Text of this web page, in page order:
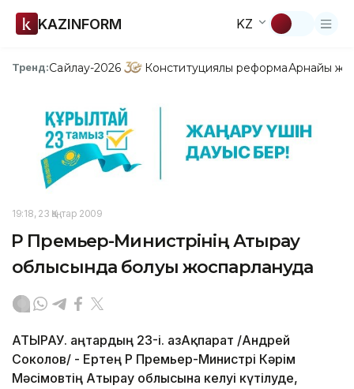
KAZINFORM KZ
Тренд:Сайлау-2026 Конституциялық реформаАрнайы
19:18, 23 Қаңтар 2009
ҚР Премьер-Министрінің Атырау
облысында болуы жоспарлануда
АТЫРАУ. Қаңтардың 23-і. ҚазАқпарат /Андрей
Соколов/ - Ертең ҚР Премьер-Министрі Кәрім
Мәсімовтің Атырау облысына келуі күтілуде,